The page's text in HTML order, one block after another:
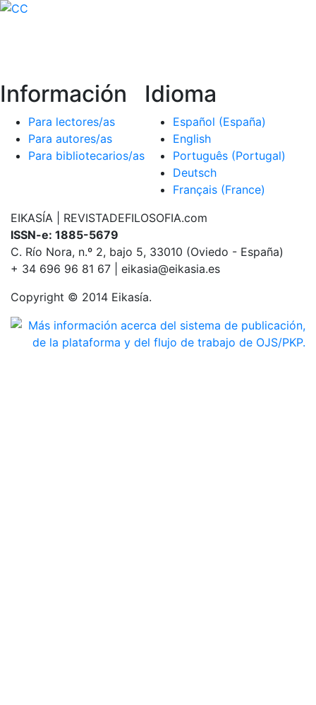
Información
Para lectores/as
Para autores/as
Para bibliotecarios/as
Idioma
Español (España)
English
Português (Portugal)
Deutsch
Français (France)
EIKASÍA | REVISTADEFILOSOFIA.com
ISSN-e: 1885-5679
C. Río Nora, n.º 2, bajo 5, 33010 (Oviedo - España)
+ 34 696 96 81 67 | eikasia@eikasia.es
Copyright © 2014 Eikasía.